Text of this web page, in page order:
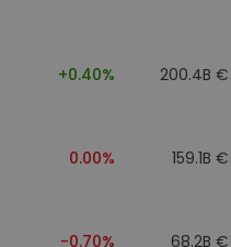
+0.40% 200.4B €
0.00% 159.1B €
-0.70% 68.2B €